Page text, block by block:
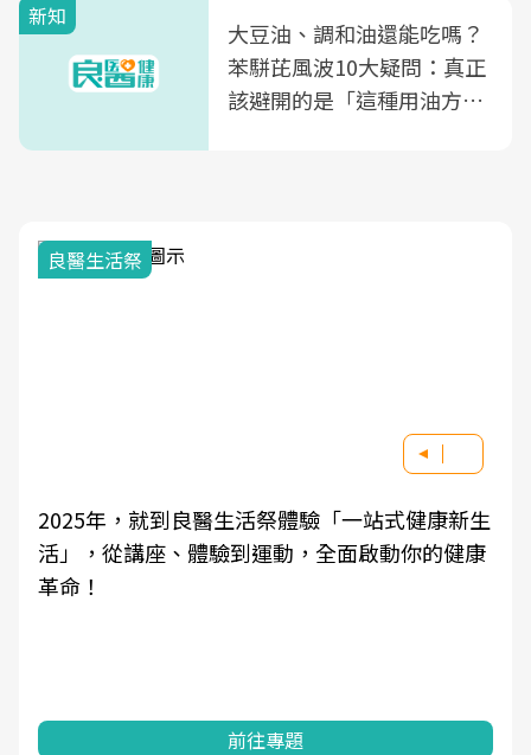
新知
大豆油、調和油還能吃嗎？
苯駢芘風波10大疑問：真正
該避開的是「這種用油方
良醫生活祭
2025年，就到良醫生活祭體驗「一站式健康新生
活」，從講座、體驗到運動，全面啟動你的健康
革命！
前往專題